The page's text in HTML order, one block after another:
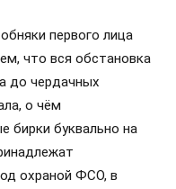
первого лица
что вся обстановка
до чердачных
о чём
бирки буквально на
охраной ФСО, в